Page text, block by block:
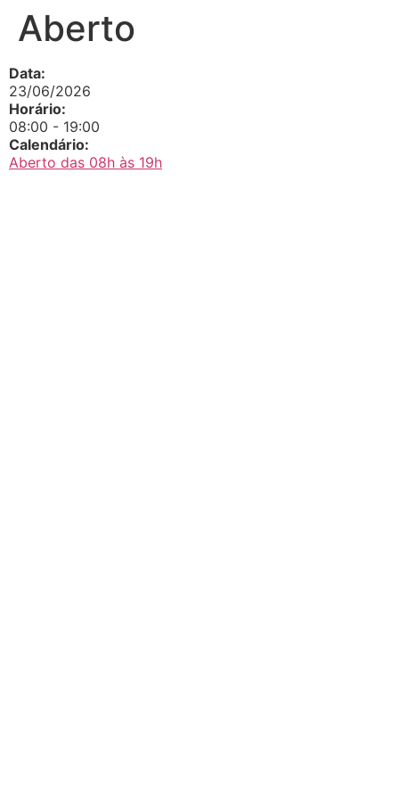
Aberto
Data:
23/06/2026
Horário:
08:00 - 19:00
Calendário:
Aberto das 08h às 19h